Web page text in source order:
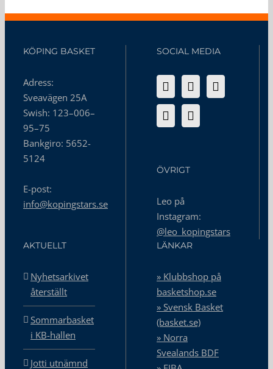
KÖPING BASKET
Adress:
Sveavägen 25A
Swish: 123–006–
95–75
Bankgiro: 5652-
5124
E-post:
info@kopingstars.se
SOCIAL MEDIA
ÖVRIGT
Leo på
Instagram:
@leo_kopingstars
AKTUELLT
Nyhetsarkivet
återställt
Sommarbasket
i KB-hallen
Jotti utnämnd
LÄNKAR
» Klubbshop på
basketshop.se
» Svensk Basket
(basket.se)
» Norra
Svealands BDF